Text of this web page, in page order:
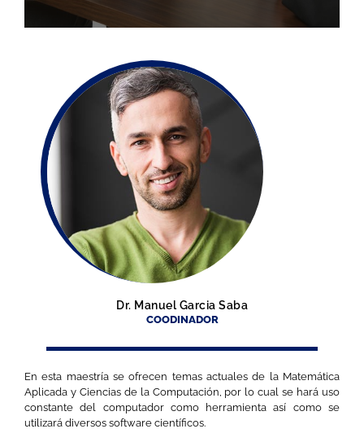
Dr. Manuel Garcia Saba
COODINADOR
En esta maestría se ofrecen temas actuales de la Matemática
Aplicada y Ciencias de la Computación, por lo cual se hará uso
constante del computador como herramienta así como se
utilizará diversos software científicos.